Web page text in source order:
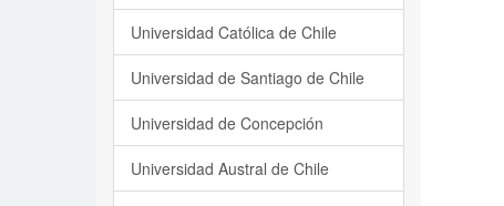
Universidad Católica de Chile
Universidad de Santiago de Chile
Universidad de Concepción
Universidad Austral de Chile